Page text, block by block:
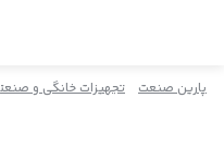
پارین صنعت تجهیزات خانگی و